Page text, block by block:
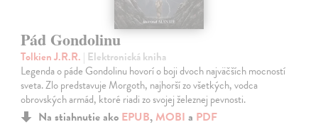
Pád Gondolinu
Tolkien J.R.R. | Elektronická kniha
Legenda o páde Gondolinu hovorí o boji dvoch najväčších mocností
sveta. Zlo predstavuje Morgoth, najhorší zo všetkých, vodca
obrovských armád, ktoré riadi zo svojej železnej pevnosti.
Na stiahnutie ako EPUB, MOBI a PDF